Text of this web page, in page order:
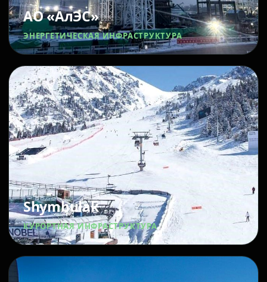
АО «АлЭС»
ЭНЕРГЕТИЧЕСКАЯ ИНФРАСТРУКТУРА
Shymbulak
КУРОРТНАЯ ИНФРАСТРУКТУРА